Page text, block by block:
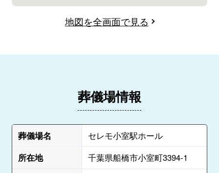
地図を全画面で見る
葬儀場情報
葬儀場名
セレモ小室駅ホール
所在地
千葉県船橋市小室町3394-1